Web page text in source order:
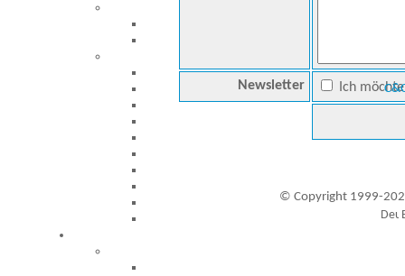
Newsletter Ich
© Copyright 1999-
Besucher seit 20.09.1999: 19456720